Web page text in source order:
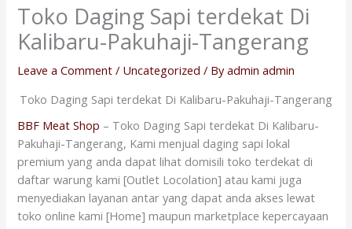
Toko Daging Sapi terdekat Di
Kalibaru-Pakuhaji-Tangerang
Leave a Comment / Uncategorized / Byadmin admin
Toko Daging Sapi terdekat Di Kalibaru-Pakuhaji-Tangerang
BBF Meat Shop – Toko Daging Sapi terdekat Di Kalibaru-
Pakuhaji-Tangerang, Kami menjual daging sapi lokal
premium yang anda dapat lihat domisili toko terdekat di
daftar warung kami [Outlet Locolation] atau kami juga
menyediakan layanan antar yang dapat anda akses lewat
toko online kami [Home] maupun marketplace kepercayaan